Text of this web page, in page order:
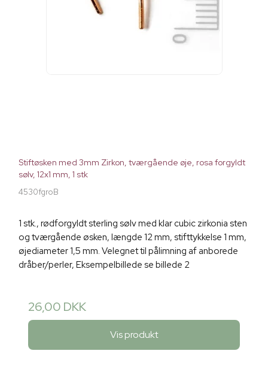
Stiftøsken med 3mm Zirkon, tværgående øje, rosa forgyldt
sølv, 12x1 mm, 1 stk
4530fgroB
1 stk., rødforgyldt sterling sølv med klar cubic zirkonia sten
og tværgående øsken, længde 12 mm, stifttykkelse 1 mm,
øjediameter 1,5 mm. Velegnet til pålimning af anborede
dråber/perler, Eksempelbillede se billede 2
26,00 DKK
Vis produkt